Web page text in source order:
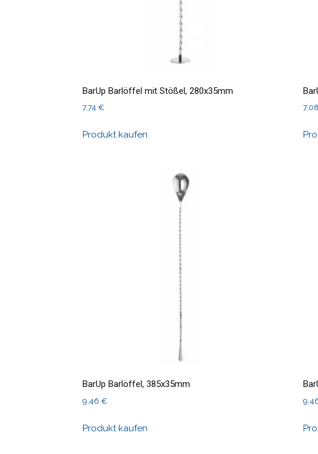
BarUp Barlöffel mit Stößel, 280x35mm
7,74 €
Produkt kaufen
7,08
BarUp Barlöffel, 385x35mm
9,46 €
Produkt kaufen